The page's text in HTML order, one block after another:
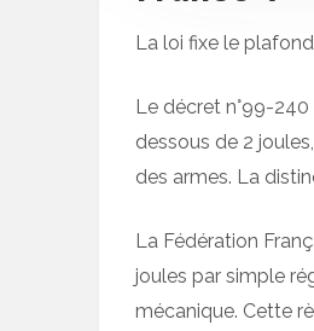
La loi fixe le
Le décret n°99-
dessous de 2
des armes. La
La Fédération
joules par simple
mécanique. Cette